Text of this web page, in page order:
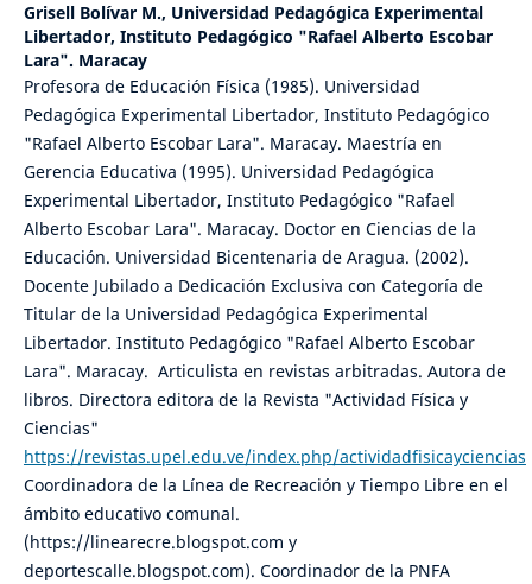
Grisell Bolívar M., Universidad Pedagógica Experimental
Libertador, Instituto Pedagógico "Rafael Alberto Escobar
Lara". Maracay
Profesora de Educación Física (1985). Universidad
Pedagógica Experimental Libertador, Instituto Pedagógico
"Rafael Alberto Escobar Lara". Maracay. Maestría en
Gerencia Educativa (1995). Universidad Pedagógica
Experimental Libertador, Instituto Pedagógico "Rafael
Alberto Escobar Lara". Maracay. Doctor en Ciencias de la
Educación. Universidad Bicentenaria de Aragua. (2002).
Docente Jubilado a Dedicación Exclusiva con Categoría de
Titular de la Universidad Pedagógica Experimental
Libertador. Instituto Pedagógico "Rafael Alberto Escobar
Lara". Maracay. Articulista en revistas arbitradas. Autora de
libros. Directora editora de la Revista "Actividad Física y
Ciencias"
https://revistas.upel.edu.ve/index.php/actividadfisicayciencias
Coordinadora de la Línea de Recreación y Tiempo Libre en el
ámbito educativo comunal.
(https://linearecre.blogspot.com y
deportescalle.blogspot.com). Coordinador de la PNFA